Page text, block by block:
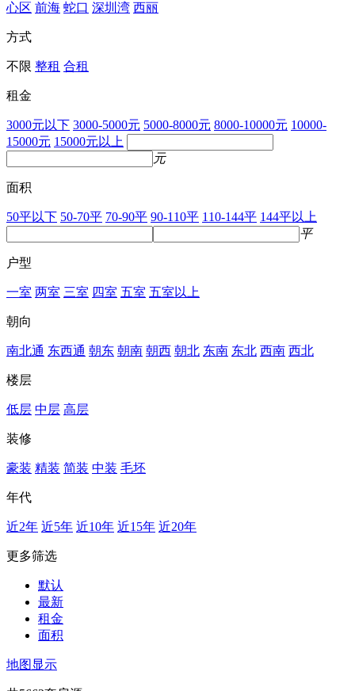
心区 前海 蛇口 深圳湾 西丽
方式
不限 整租 合租
租金
3000元以下 3000-5000元 5000-8000元 8000-10000元 10000-
15000元 15000元以上
元
面积
50平以下 50-70平 70-90平 90-110平 110-144平 144平以上
平
户型
一室 两室 三室 四室 五室 五室以上
朝向
南北通 东西通 朝东 朝南 朝西 朝北 东南 东北 西南 西北
楼层
低层 中层 高层
装修
豪装 精装 简装 中装 毛坯
年代
近2年 近5年 近10年 近15年 近20年
更多筛选
默认
最新
租金
面积
地图显示